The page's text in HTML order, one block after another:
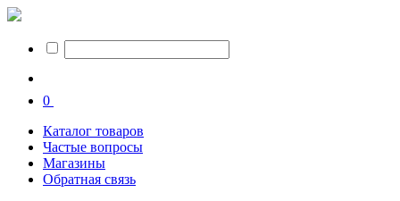
0
Каталог товаров
Частые вопросы
Магазины
Обратная связь